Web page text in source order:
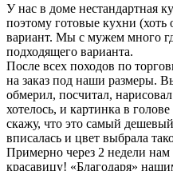
У нас в доме нестандартная
поэтому готовые кухни
вариант. Мы с мужем много
подходящего варианта.
После всех походов по
на заказ под наши размеры.
обмерил, посчитал,
хотелось, и картинка в
скажу, что это самый
вписалась и цвет выбрала
Примерно через 2 недели
красавицу! «Благодаря»